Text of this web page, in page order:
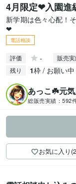
4月限定❤入園進
新学期は色々心配！
❤
電話相談
評価 - 販売
残り 1枠 / お願い中
あっこ☘️元
総販売実績： 592
お気に入り